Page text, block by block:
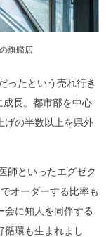
旗艦店
ったという売れ行き
長。都市部を中心
げの半数以上を県外
師といったエグゼク
オーダーする比率も
会に知人を同伴する
循環も生まれまし